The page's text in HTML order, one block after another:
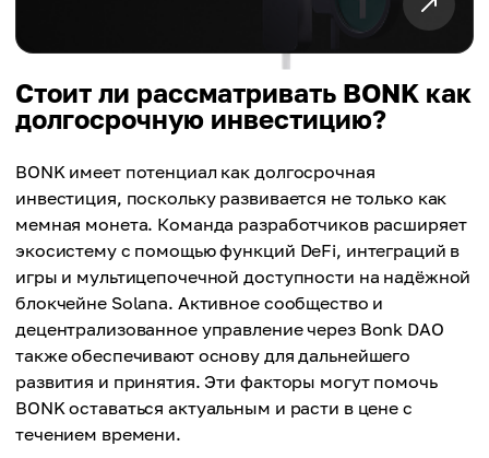
Стоит ли рассматривать BONK как
долгосрочную инвестицию?
BONK имеет потенциал как долгосрочная
инвестиция, поскольку развивается не только как
мемная монета. Команда разработчиков расширяет
экосистему с помощью функций DeFi, интеграций в
игры и мультицепочечной доступности на надёжной
блокчейне Solana. Активное сообщество и
децентрализованное управление через Bonk DAO
также обеспечивают основу для дальнейшего
развития и принятия. Эти факторы могут помочь
BONK оставаться актуальным и расти в цене с
течением времени.